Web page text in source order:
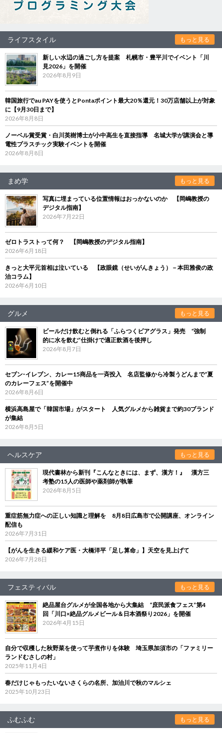
ライフスタイル もっと見る
新しい水辺の過ごし方を提案 札幌市・豊平川でイベント「川
見2026」を開催
2026年8月9日
韓国旅行でau PAYを使うとPontaポイント最大20％還元！30万店舗以上が対象
に【9月30日まで】
2026年8月8日
ノーベル賞受賞・白川英樹博士が小中高生を直接指導 名城大学が講演会と導
電性プラスチック実験イベントを開催
2026年8月8日
まめ学 もっと見る
写真に埋まっている位置情報はおっかないのか 【岡嶋教授の
デジタル指南】
2026年7月22日
ゼロトラストって何？ 【岡嶋教授のデジタル指南】
2026年6月18日
きっと大平元首相は泣いている 【政眼鏡（せいがんきょう）－本田雅俊の政
治コラム】
2026年6月10日
グルメ もっと見る
ビールだけ飲むと倒れる「ふらつくビアグラス」発売 “強制
的に水を飲む”仕掛けで適正飲酒を後押し
2026年8月7日
セブン‐イレブン、カレー15商品を一斉投入 名店監修から冷製うどんまで“夏
のカレーフェス”を開催中
2026年8月6日
横浜高島屋で「韓国市場」がスタート 人気グルメから雑貨まで約30ブランド
が集結
2026年8月5日
ヘルスケア もっと見る
現代書林から新刊『こんなときには、まず、漢方！』 漢方三
考塾の15人の医師や薬剤師が執筆
2026年8月5日
重症筋無力症への正しい知識と理解を 8月8日広島市で公開講座、オンライン
配信も
2026年7月31日
【がんを生きる緩和ケア医・大橋洋平「足し算命」】天空を見上げて
2026年7月28日
フェスティバル もっと見る
絶品屋台グルメが全国各地から大集結 “庶民派食フェス”第4
回「川口×絶品グルメビール＆日本酒祭り2026」を開催
2026年4月15日
自分で収穫した秋野菜を使って芋煮作りを体験 埼玉県加須市の「ファミリー
ランドむさしの村」
2025年11月4日
春だけじゃもったいないさくらの名所、加治川で秋のマルシェ
2025年10月23日
ふむふむ もっと見る